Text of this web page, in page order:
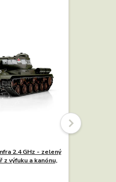
2.4 GHz - zelený
výfuku a kanónu,